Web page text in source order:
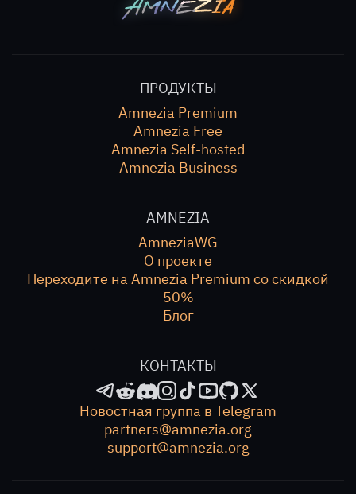
ПРОДУКТЫ
Amnezia Premium
Amnezia Free
Amnezia Self-hosted
Amnezia Business
AMNEZIA
AmneziaWG
О проекте
Переходите на Amnezia Premium со скидкой
50%
Блог
КОНТАКТЫ
Новостная группа в Telegram
partners@amnezia.org
support@amnezia.org